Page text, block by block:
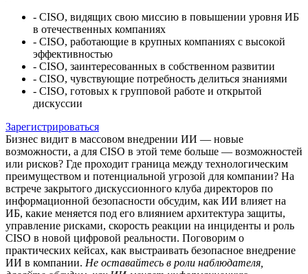
- CISO, видящих свою миссию в повышении уровня ИБ
в отечественных компаниях
- CISO, работающие в крупных компаниях с высокой
эффективностью
- CISO, заинтересованных в собственном развитии
- CISO, чувствующие потребность делиться знаниями
- CISO, готовых к групповой работе и открытой
дискуссии
Зарегистрироваться
Бизнес видит в массовом внедрении ИИ — новые
возможности, а для CISO в этой теме больше — возможностей
или рисков? Где проходит граница между технологическим
преимуществом и потенциальной угрозой для компании? На
встрече закрытого дискуссионного клуба директоров по
информационной безопасности обсудим, как ИИ влияет на
ИБ, какие меняется под его влиянием архитектура защиты,
управление рисками, скорость реакции на инциденты и роль
CISO в новой цифровой реальности. Поговорим о
практических кейсах, как выстраивать безопасное внедрение
ИИ в компании. Не оставайтесь в роли наблюдателя,